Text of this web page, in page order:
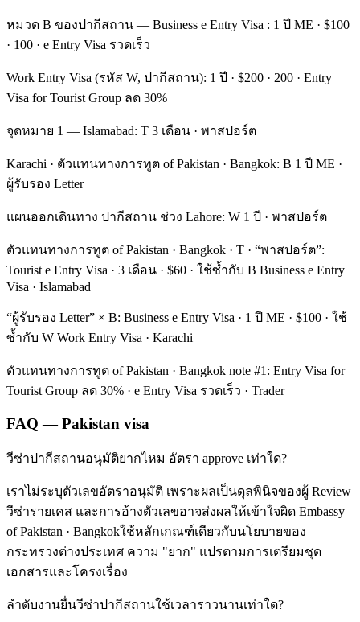
หมวด B ของปากีสถาน — Business e Entry Visa : 1 ปี ME · $100
· 100 · e Entry Visa รวดเร็ว
Work Entry Visa (รหัส W, ปากีสถาน): 1 ปี · $200 · 200 · Entry
Visa for Tourist Group ลด 30%
จุดหมาย 1 — Islamabad: T 3 เดือน · พาสปอร์ต
Karachi · ตัวแทนทางการทูต of Pakistan · Bangkok: B 1 ปี ME ·
ผู้รับรอง Letter
แผนออกเดินทาง ปากีสถาน ช่วง Lahore: W 1 ปี · พาสปอร์ต
ตัวแทนทางการทูต of Pakistan · Bangkok · T · “พาสปอร์ต”:
Tourist e Entry Visa · 3 เดือน · $60 · ใช้ซ้ำกับ B Business e Entry
Visa · Islamabad
“ผู้รับรอง Letter” × B: Business e Entry Visa · 1 ปี ME · $100 · ใช้
ซ้ำกับ W Work Entry Visa · Karachi
ตัวแทนทางการทูต of Pakistan · Bangkok note #1: Entry Visa for
Tourist Group ลด 30% · e Entry Visa รวดเร็ว · Trader
FAQ — Pakistan visa
วีซ่าปากีสถานอนุมัติยากไหม อัตรา approve เท่าใด?
เราไม่ระบุตัวเลขอัตราอนุมัติ เพราะผลเป็นดุลพินิจของผู้ Review
วีซ่ารายเคส และการอ้างตัวเลขอาจส่งผลให้เข้าใจผิด Embassy
of Pakistan · Bangkokใช้หลักเกณฑ์เดียวกับนโยบายของ
กระทรวงต่างประเทศ ความ "ยาก" แปรตามการเตรียมชุด
เอกสารและโครงเรื่อง
ลำดับงานยื่นวีซ่าปากีสถานใช้เวลาราวนานเท่าใด?